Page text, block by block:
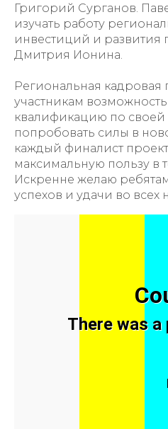
Григорий Сурганов.
изучать работу
инвестиций и развития
Дмитрия Ионина.
Региональная кадровая
участникам
квалификацию по своей
попробовать силы в
каждый финалист
максимальную пользу в
Искренне желаю
успехов и удачи во всех